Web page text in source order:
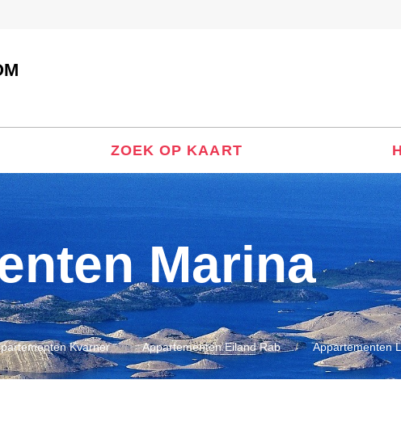
ZOEK OP KAART
Marina
Kvarner Appartementen Eiland Rab Appartementen